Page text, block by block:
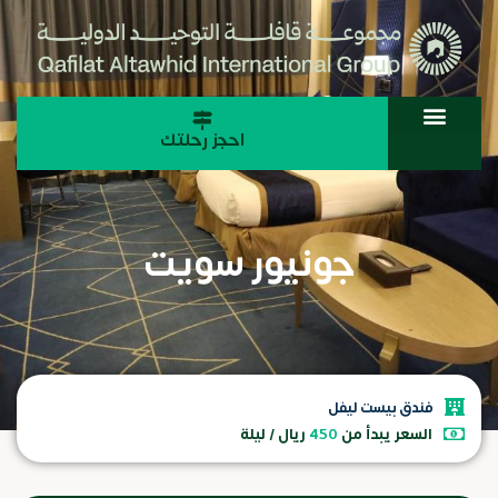
احجز رحلتك
جونيور سويت
فندق بيست ليفل
السعر يبدأ من 450 ريال / ليلة